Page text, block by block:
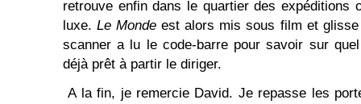
retrouve enfin dans le quartier des expéditions
luxe.Le Mondeest alors mis sous film et glisse
scanner a lu le code-barre pour savoir sur
déjà prêt à partir le diriger.
A la fin, je remercie David. Je repasse les